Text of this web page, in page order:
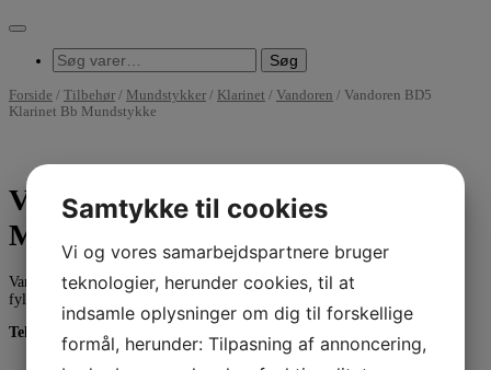
Søg
efter:
Søg
Forside / Tilbehør / Mundstykker / Klarinet / Vandoren / Vandoren BD5
Klarinet Bb Mundstykke
Vandoren BD5 Klarinet Bb
Mundstykke
Vandoren BD5 er et moderne Bb-klarinetmundstykke, der kombinerer
fyldig klang, stabil respons og komfortabel spilfornemmelse.
Tekniske specifikationer:
Model:
Vandoren BD5
Samtykke til cookies
Vi og vores samarbejdspartnere bruger
teknologier, herunder cookies, til at
indsamle oplysninger om dig til forskellige
formål, herunder: Tilpasning af annoncering,